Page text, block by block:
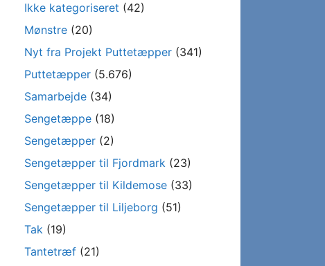
Ikke kategoriseret (42)
Mønstre (20)
Nyt fra Projekt Puttetæpper (341)
Puttetæpper (5.676)
Samarbejde (34)
Sengetæppe (18)
Sengetæpper (2)
Sengetæpper til Fjordmark (23)
Sengetæpper til Kildemose (33)
Sengetæpper til Liljeborg (51)
Tak (19)
Tantetræf (21)